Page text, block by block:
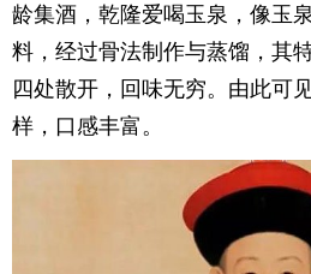
龄集酒，乾隆爱喝玉泉，像玉
料，经过骨法制作与蒸馏，其
四处散开，回味无穷。由此可
样，口感丰富。